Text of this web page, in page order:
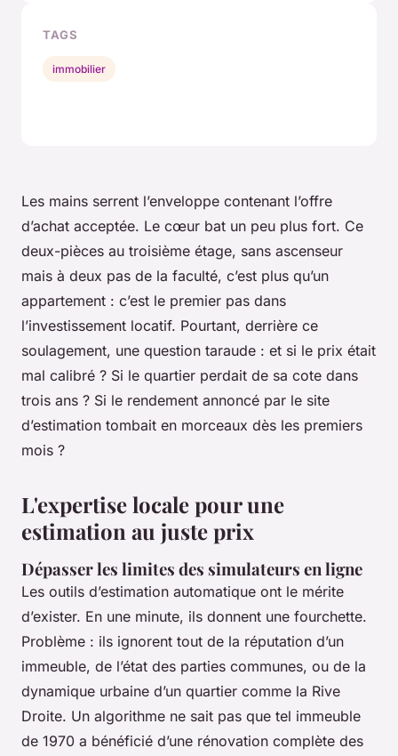
Les mains serrent l’enveloppe contenant l’offre
d’achat acceptée. Le cœur bat un peu plus fort. Ce
deux-pièces au troisième étage, sans ascenseur
mais à deux pas de la faculté, c’est plus qu’un
appartement : c’est le premier pas dans
l’investissement locatif. Pourtant, derrière ce
soulagement, une question taraude : et si le prix était
mal calibré ? Si le quartier perdait de sa cote dans
trois ans ? Si le rendement annoncé par le site
d’estimation tombait en morceaux dès les premiers
mois ?
L'expertise locale pour une
estimation au juste prix
Dépasser les limites des simulateurs en ligne
Les outils d’estimation automatique ont le mérite
d’exister. En une minute, ils donnent une fourchette.
Problème : ils ignorent tout de la réputation d’un
immeuble, de l’état des parties communes, ou de la
dynamique urbaine d’un quartier comme la Rive
Droite. Un algorithme ne sait pas que tel immeuble
de 1970 a bénéficié d’une rénovation complète des
TAGS
immobilier